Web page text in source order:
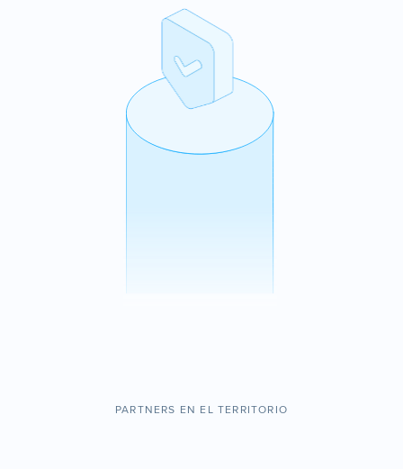
PARTNERS EN EL TERRITORIO